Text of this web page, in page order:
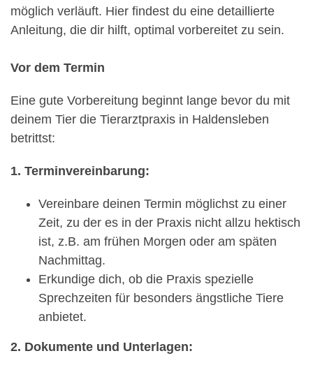
möglich verläuft. Hier findest du eine detaillierte
Anleitung, die dir hilft, optimal vorbereitet zu sein.
Vor dem Termin
Eine gute Vorbereitung beginnt lange bevor du mit
deinem Tier die Tierarztpraxis in Haldensleben
betrittst:
1. Terminvereinbarung:
Vereinbare deinen Termin möglichst zu einer
Zeit, zu der es in der Praxis nicht allzu hektisch
ist, z.B. am frühen Morgen oder am späten
Nachmittag.
Erkundige dich, ob die Praxis spezielle
Sprechzeiten für besonders ängstliche Tiere
anbietet.
2. Dokumente und Unterlagen: